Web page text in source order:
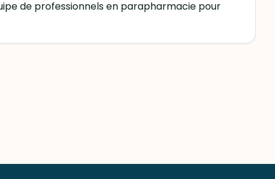
de professionnels en parapharmacie pour